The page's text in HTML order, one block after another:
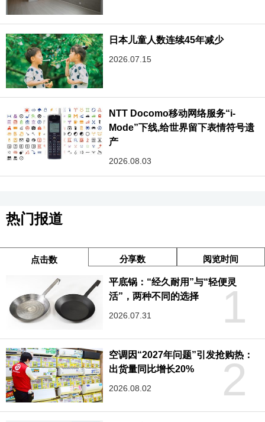
日本儿童人数连续45年减少
2026.07.15
NTT Docomo移动网络服务“i-
Mode”下线,给世界留下表情符号遗
产
2026.08.03
热门报道
点击数 分享数 阅览时间
1
平底锅：“经久耐用”与“轻便灵
活”，两种不同的选择
2026.07.31
2
空调因“2027年问题”引发抢购热：
出货量同比增长20%
2026.08.02